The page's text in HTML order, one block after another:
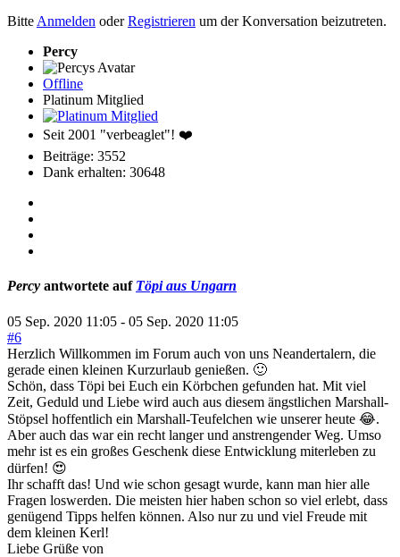
Bitte Anmelden oderRegistrieren um der Konversation beizutreten.
Percy
Offline
Platinum Mitglied
Seit 2001 "verbeaglet"! ❤️
Beiträge: 3552
Dank erhalten: 30648
Percy antwortete auf Töpi aus Ungarn
05 Sep. 2020 11:05 - 05 Sep. 2020 11:05
#6
Herzlich Willkommen im Forum auch von uns Neandertalern, die
gerade einen kleinen Kurzurlaub genießen. 🙂
Schön, dass Töpi bei Euch ein Körbchen gefunden hat. Mit viel
Zeit, Geduld und Liebe wird auch aus diesem ängstlichen Marshall-
Stöpsel hoffentlich ein Marshall-Teufelchen wie unserer heute 😂.
Aber auch das war ein recht langer und anstrengender Weg. Umso
mehr ist es ein großes Geschenk diese Entwicklung miterleben zu
dürfen! 😍
Ihr schafft das! Und wie schon gesagt wurde, kann man hier alle
Fragen loswerden. Die meisten hier haben schon so viel erlebt, dass
genügend Tipps helfen können. Also nur zu und viel Freude mit
dem kleinen Kerl!
Liebe Grüße von